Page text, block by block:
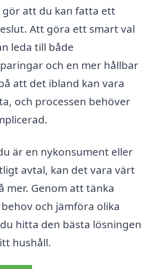
att du kan fatta ett
Att göra ett smart val
leda till både
och en mer hållbar
att det ibland kan vara
och processen behöver
är en nykonsument eller
avtal, kan det vara värt
mer. Genom att tänka
och jämföra olika
hitta den bästa lösningen
hushåll.